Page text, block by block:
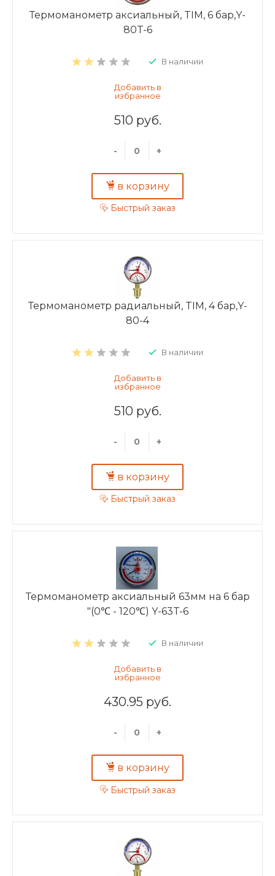
Термоманометр аксиальный, TIM, 6 бар,Y-
80T-6
В наличии
510 руб.
- +
в корзину
Быстрый заказ
Термоманометр радиальный, TIM, 4 бар,Y-
80-4
В наличии
510 руб.
- +
в корзину
Быстрый заказ
Термоманометр аксиальный 63мм на 6 бар
"(0℃ - 120℃) Y-63T-6
В наличии
430.95 руб.
- +
в корзину
Быстрый заказ